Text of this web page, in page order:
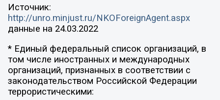
Источник:
http://unro.minjust.ru/NKOForeignAgent.aspx
данные на 24.03.2022
* Единый федеральный список организаций, в
том числе иностранных и международных
организаций, признанных в соответствии с
законодательством Российской Федерации
террористическими: